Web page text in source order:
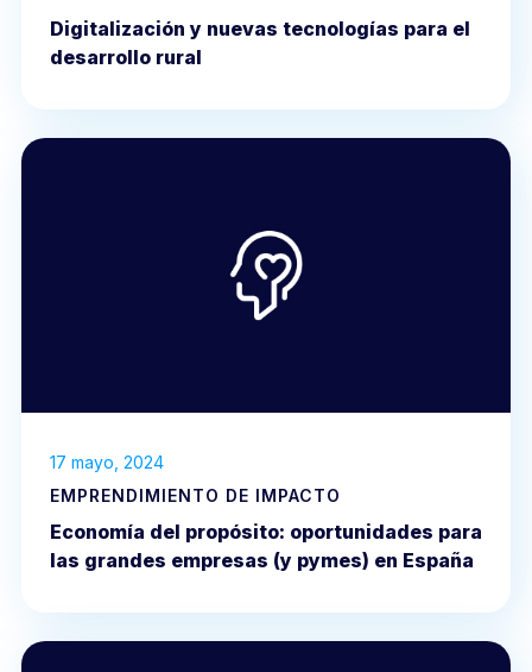
Digitalización y nuevas tecnologías para el
desarrollo rural
17 mayo, 2024
EMPRENDIMIENTO DE IMPACTO
Economía del propósito: oportunidades para
las grandes empresas (y pymes) en España